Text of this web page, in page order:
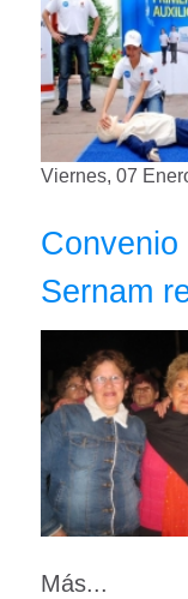
Viernes, 07
Sernam
Más...